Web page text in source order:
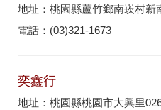
地址：桃園縣蘆竹鄉南崁村新
電話：(03)321-1673
奕鑫行
地址：桃園縣桃園市大興里